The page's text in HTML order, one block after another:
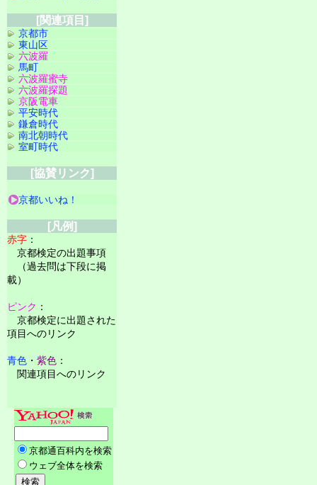
[関連項目]
京都市
東山区
六波羅
馬町
六波羅蜜寺
六波羅探題
京阪電車
平安時代
鎌倉時代
南北朝時代
室町時代
[協賛リンク]
京都いいね！
[凡例]
赤字 ：
京都検定の出題事項
（過去問は下段に掲
載）
ピンク ：
京都検定に出題された
項目へのリンク
青色 ・ 紫色 ：
関連項目へのリンク